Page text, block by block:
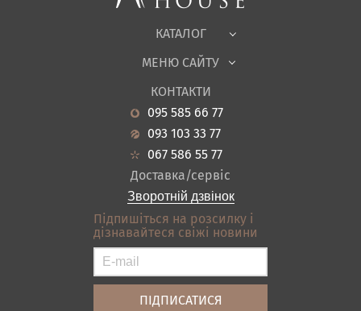
КАТАЛОГ
Садові меблі
Вітальня
Кухня
Передпокої
Ванна
Акціі
МЕНЮ САЙТУ
Про нас
Новини
Гарантія
Кредит
Оплата і доставка
Відгуки
Контакти
Карта сайту
Умови покупки
КОНТАКТИ
095 585 66 77
093 103 33 77
067 586 55 77
Доставка/сервіс
Зворотній дзвінок
Підпишіться на розсилку і
дізнавайтеся свіжі новини